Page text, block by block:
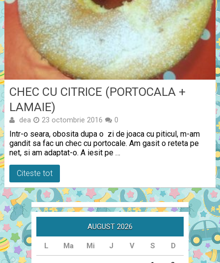
CHEC CU CITRICE (PORTOCALA +
LAMAIE)
dea 23 octombrie 2016 0
Intr-o seara, obosita dupa o zi de joaca cu piticul, m-am
gandit sa fac un chec cu portocale. Am gasit o reteta pe
net, si am adaptat-o. A iesit pe …
Citeste tot
AUGUST 2026
L Ma Mi J V S D